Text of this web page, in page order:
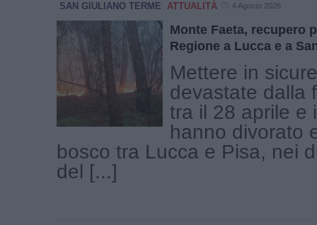
SAN GIULIANO TERME ATTUALITÀ 4 Agosto 2026
Monte Faeta, recupero
Regione a Lucca e a
Mettere in
devastate dalla
tra il 28 aprile e
hanno divorato
bosco tra Lucca e Pisa, nei
del [...]